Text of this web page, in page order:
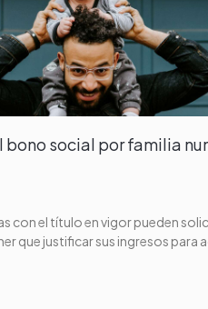
social por familia
con el título en vigor pueden
que justificar sus ingresos para